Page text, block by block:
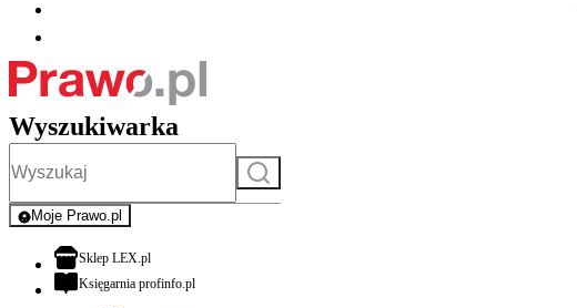
Wyszukiwarka
Szukaj
Moje Prawo.pl
- rejestracja i logowanie do serwisu
Sklep LEX.plotwiera się w nowej karcie
Księgarnia profinfo.plotwiera się w nowej karcie